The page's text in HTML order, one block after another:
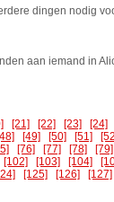
dingen nodig
aan iemand in
[21] [22] [23] [24]
[49] [50] [51]
[76] [77] [78] [79]
[102] [103] [104]
[125] [126] [127]